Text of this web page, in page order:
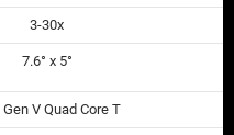
3-30x
7.6° x 5°
Gen V Quad Core T